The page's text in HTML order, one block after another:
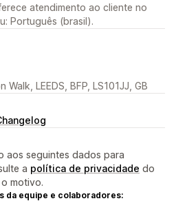
atendimento ao cliente no
Português (brasil).
LEEDS, BFP, LS101JJ, GB
aos seguintes dados para
a política de privacidade do
motivo.
da equipe e colaboradores: